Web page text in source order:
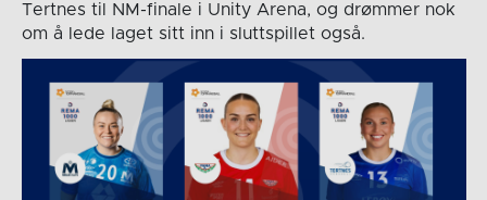
Tertnes til NM-finale i Unity Arena, og drømmer nok
om å lede laget sitt inn i sluttspillet også.